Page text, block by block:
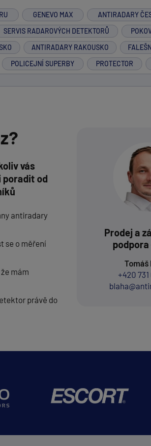
GENEVO MAX ANTIRADARY
SERVIS RADAROVÝCH DETEKTORŮ
ANTIRADARY RAKOUSKO
POLICEJNÍ SUPERBY PROTECTOR
vás
poradit od
antiradary
se o měření
mám
právě do
Prodej a
Tomáš
+420 731